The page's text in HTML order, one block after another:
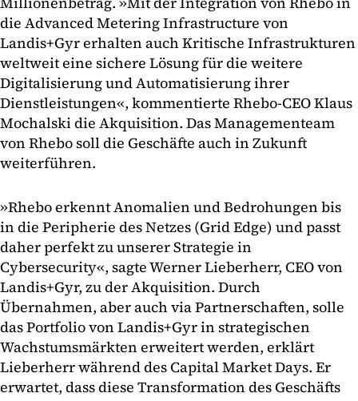
die Advanced Metering Infrastructure von
Landis+Gyr erhalten auch Kritische Infrastrukturen
weltweit eine sichere Lösung für die weitere
Digitalisierung und Automatisierung ihrer
Dienstleistungen«, kommentierte Rhebo-CEO Klaus
Mochalski die Akquisition. Das Managementeam
von Rhebo soll die Geschäfte auch in Zukunft
weiterführen.
»Rhebo erkennt Anomalien und Bedrohungen bis
in die Peripherie des Netzes (Grid Edge) und passt
daher perfekt zu unserer Strategie in
Cybersecurity«, sagte Werner Lieberherr, CEO von
Landis+Gyr, zu der Akquisition. Durch
Übernahmen, aber auch via Partnerschaften, solle
das Portfolio von Landis+Gyr in strategischen
Wachstumsmärkten erweitert werden, erklärt
Lieberherr während des Capital Market Days. Er
erwartet, dass diese Transformation des Geschäfts